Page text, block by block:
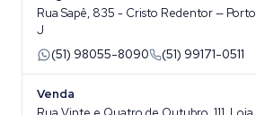
Rua Sapê, 835 - Cristo Redentor — Porto
J
(51) 98055-8090
(51) 99171-0511
Venda